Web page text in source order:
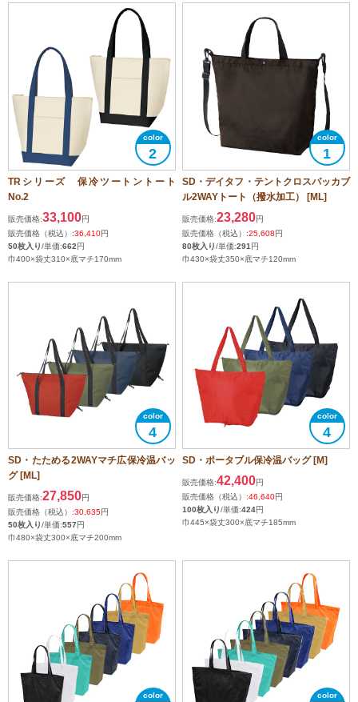
2
TRシリーズ 保冷ツートントート
No.2
販売価格:33,100円
販売価格（税込）:36,410円
50枚入り/単価:662円
巾400×袋丈310×底マチ170mm
1
SD・デイタフ・テントクロスパッカブ
ル2WAYトート（撥水加工） [ML]
販売価格:23,280円
販売価格（税込）:25,608円
80枚入り/単価:291 円
巾430×袋丈350×底マチ120mm
4
SD・たためる2WAYマチ広保冷温バッ
グ [ML]
販売価格:27,850円
販売価格（税込）:30,635円
50枚入り/単価:557円
巾480×袋丈300×底マチ200mm
4
SD・ポータブル保冷温バッグ [M]
販売価格:42,400円
販売価格（税込）:46,640円
100枚入り/単価:424円
巾445×袋丈300×底マチ185mm